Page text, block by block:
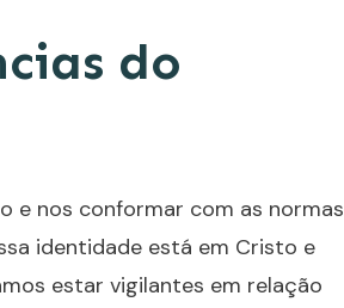
do
e nos conformar com as normas
identidade está em Cristo e
estar vigilantes em relação